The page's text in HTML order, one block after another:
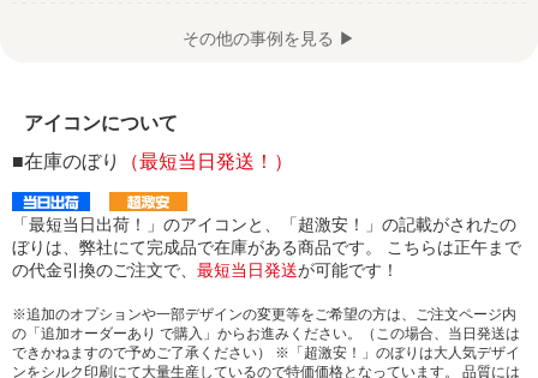
その他の事例を見る ▶
アイコンについて
■在庫のぼり
（最短当日発送！）
「最短当日出荷！」のアイコンと、「超激安！」の記載がされたの
ぼりは、弊社にて完成品で在庫がある商品です。 こちらは正午まで
の代金引換のご注文で、 最短当日発送が可能です！
※追加のオプションや一部デザインの変更等をご希望の方は、ご注文ページ内
の「追加オーダーあり で購入」からお進みください。（この場合、当日発送は
できかねますので予めご了承ください） ※「超激安！」のぼりは大人気デザイ
ンをシルク印刷にて大量生産しているので特価価格となっています。 品質には